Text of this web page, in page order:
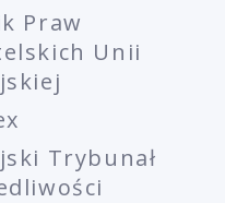
Praw
Unii
Trybunał